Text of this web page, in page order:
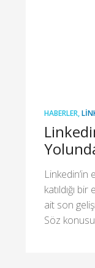
HABERLER,
katıldığı
ait son
Söz